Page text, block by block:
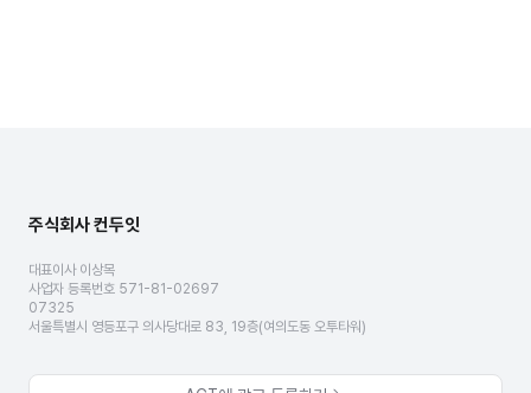
주식회사 컨두잇
대표이사 이상목
사업자 등록번호 571-81-02697
07325
서울특별시 영등포구 의사당대로 83, 19층(여의도동 오투타워)